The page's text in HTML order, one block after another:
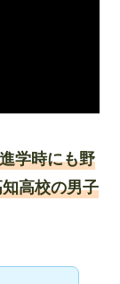
学時にも野
高校の男子